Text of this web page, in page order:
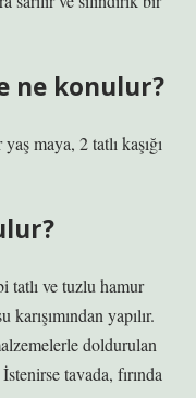
ne konulur?
maya, 2 tatlı kaşığı
tatlı ve tuzlu hamur
yapılır.
doldurulan
tavada, fırında